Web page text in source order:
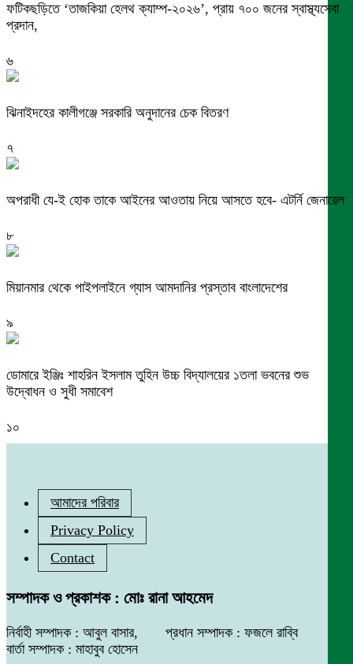
ফটিকছড়িতে ‘তাজকিয়া হেলথ ক্যাম্প-২০২৬’, প্রায় ৭০০ জনের স্বাস্থ্যসেবা
প্রদান,
৬
ঝিনাইদহের কালীগঞ্জে সরকারি অনুদানের চেক বিতরণ
৭
অপরাধী যে-ই হোক তাকে আইনের আওতায় নিয়ে আসতে হবে- এটর্নি জেনারেল
৮
মিয়ানমার থেকে পাইপলাইনে গ্যাস আমদানির প্রস্তাব বাংলাদেশের
৯
ডোমারে ইঞ্জিঃ শাহরিন ইসলাম তুহিন উচ্চ বিদ্যালয়ের ১তলা ভবনের শুভ
উদ্বোধন ও সুধী সমাবেশ
১০
আমাদের পরিবার
Privacy Policy
Contact
সম্পাদক ও প্রকাশক : মোঃ রানা আহমেদ
নির্বাহী সম্পাদক : আবুল বাসার, প্রধান সম্পাদক : ফজলে রাব্বি
বার্তা সম্পাদক : মাহাবুব হোসেন